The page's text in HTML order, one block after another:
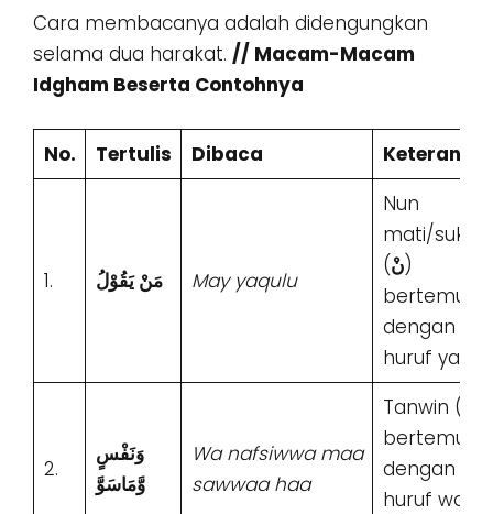
Cara membacanya adalah didengungkan
selama dua harakat. // Macam-Macam
Idgham Beserta Contohnya
No. Tertulis Dibaca
1. مَنْ يَقُوْلُ May yaqulu
Nun
mati/sukun
(نْ)
bertemu
dengan
huruf ya (
2.
وَنَفْسٍ
وَّمَاسَوَّ
Wa nafsiwwa maa
sawwaa haa
Tanwin (
bertemu
dengan
huruf wawu